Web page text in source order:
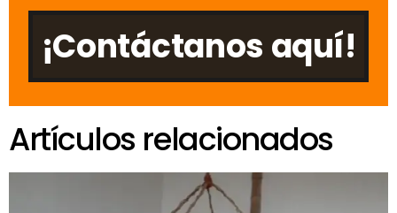
¡Contáctanos aquí!
Artículos relacionados